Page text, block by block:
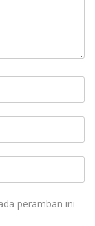
peramban ini